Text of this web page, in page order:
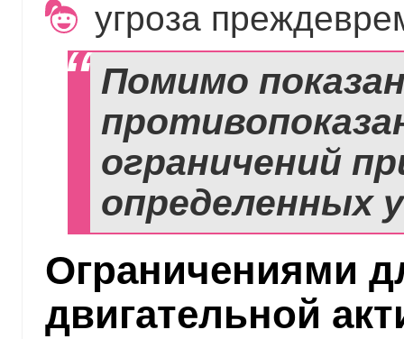
угроза
Помимо
ограничений
определенных
Ограничениями
двигательной